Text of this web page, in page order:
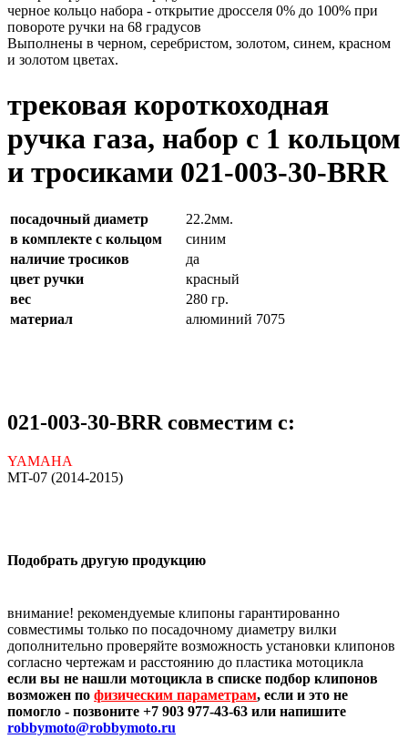
черное кольцо набора - открытие дросселя 0% до 100% при
повороте ручки на 68 градусов
Выполнены в черном, серебристом, золотом, синем, красном
и золотом цветах.
трековая короткоходная
ручка газа, набор с 1 кольцом
и тросиками 021-003-30-BRR
посадочный диаметр
22.2мм.
в комплекте с кольцом
синим
наличие тросиков
да
цвет ручки
красный
вес
280 гр.
материал
алюминий 7075
021-003-30-BRR совместим с:
YAMAHA
MT-07 (2014-2015)
Подобрать другую продукцию
внимание! рекомендуемые клипоны гарантированно
совместимы только по посадочному диаметру вилки
дополнительно проверяйте возможность установки клипонов
согласно чертежам и расстоянию до пластика мотоцикла
если вы не нашли мотоцикла в списке подбор клипонов
возможен по физическим параметрам, если и это не
помогло - позвоните +7 903 977-43-63 или напишите
robbymoto@robbymoto.ru